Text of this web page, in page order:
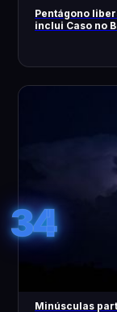
Pentágono
inclui Caso no
34
Minúsculas